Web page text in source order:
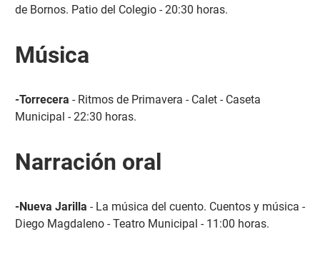
de Bornos. Patio del Colegio - 20:30 horas.
Música
-Torrecera - Ritmos de Primavera - Calet - Caseta
Municipal - 22:30 horas.
Narración oral
-Nueva Jarilla - La música del cuento. Cuentos y música -
Diego Magdaleno - Teatro Municipal - 11:00 horas.